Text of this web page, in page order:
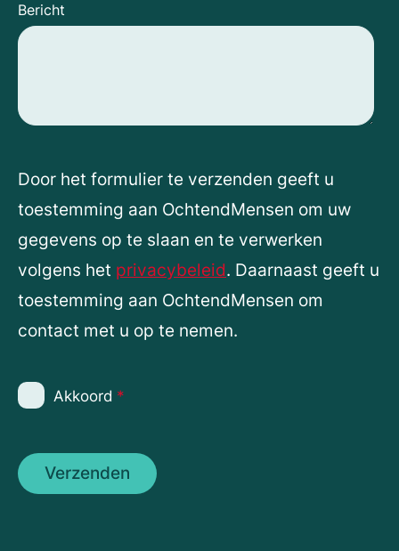
Bericht
Door het formulier te verzenden geeft u
toestemming aan OchtendMensen om uw
gegevens op te slaan en te verwerken
volgens het privacybeleid. Daarnaast geeft u
toestemming aan OchtendMensen om
contact met u op te nemen.
Akkoord *